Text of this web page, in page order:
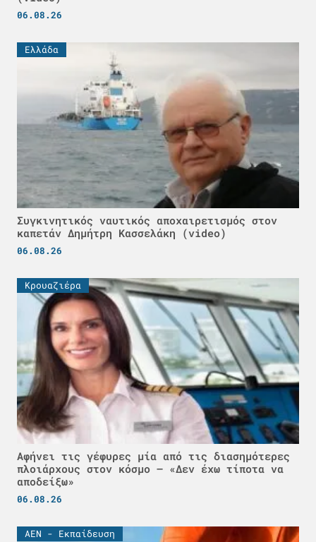
06.08.26
Ελλάδα
Συγκινητικός ναυτικός αποχαιρετισμός στον
καπετάν Δημήτρη Κασσελάκη (video)
06.08.26
Κρουαζιέρα
Αφήνει τις γέφυρες μία από τις διασημότερες
πλοιάρχους στον κόσμο – «Δεν έχω τίποτα να
αποδείξω»
06.08.26
ΑΕΝ - Εκπαίδευση